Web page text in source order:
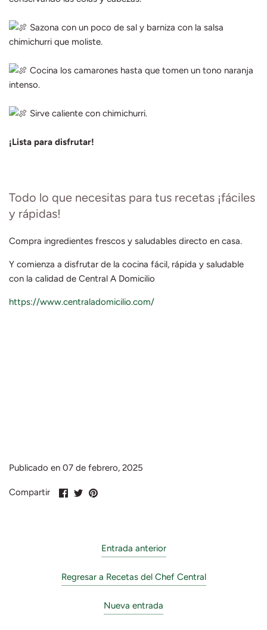
Sazona con un poco de sal y barniza con la salsa
chimichurri que moliste.
Cocina los camarones hasta que tomen un tono naranja
intenso.
Sirve caliente con chimichurri.
¡Lista para disfrutar!
Todo lo que necesitas para tus recetas ¡fáciles
y rápidas!
Compra ingredientes frescos y saludables directo en casa.
Y comienza a disfrutar de la cocina fácil, rápida y saludable
con la calidad de Central A Domicilio
https://www.centraladomicilio.com/
Publicado en 07 de febrero, 2025
Compartir
Compartir
Compartir
Pin
Entrada anterior
Regresar a Recetas del Chef Central
Nueva entrada